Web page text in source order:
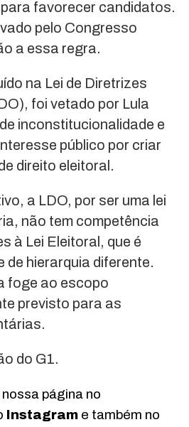
favorecer candidatos.
pelo Congresso
a essa regra.
na Lei de Diretrizes
foi vetado por Lula
inconstitucionalidade e
público por criar
direito eleitoral.
a LDO, por ser uma lei
não tem competência
à Lei Eleitoral, que é
de hierarquia diferente.
foge ao escopo
previsto para as
do G1.
página no
Instagrame também no